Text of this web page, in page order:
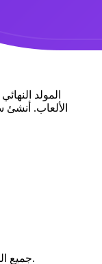
المولد
الألعاب.
© 2026 • AI Sprite Generator. جميع الحقوق محفوظة.